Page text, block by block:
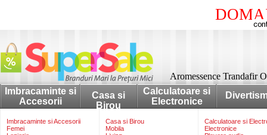
Aromessence Trandafir
Imbracaminte si
Accesorii
Casa si
Birou
Calculatoare si
Electronice
Imbracaminte si Accesorii
Femei
Casa si Birou
Mobila
Calculatoare si
Electronice